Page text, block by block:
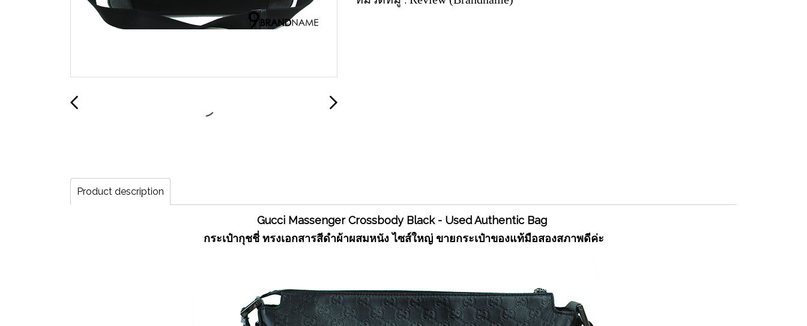
Product description
Gucci Massenger Crossbody Black - Used Authentic Bag
กระเป๋ากุชชี่ ทรงเอกสารสีดำผ้าผสมหนัง ไซส์ใหญ่ ขายกระเป๋าของแท้มือสองสภาพดีค่ะ